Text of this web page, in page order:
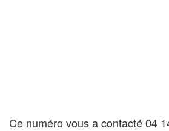
Ce numéro vous a contacté 04